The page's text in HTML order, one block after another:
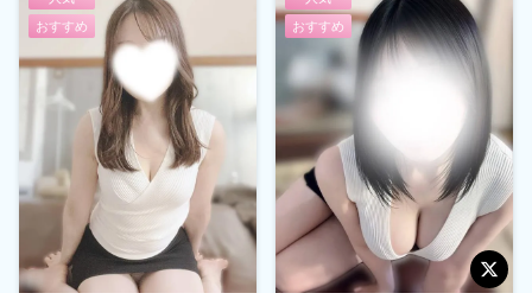
おすすめ
おすすめ